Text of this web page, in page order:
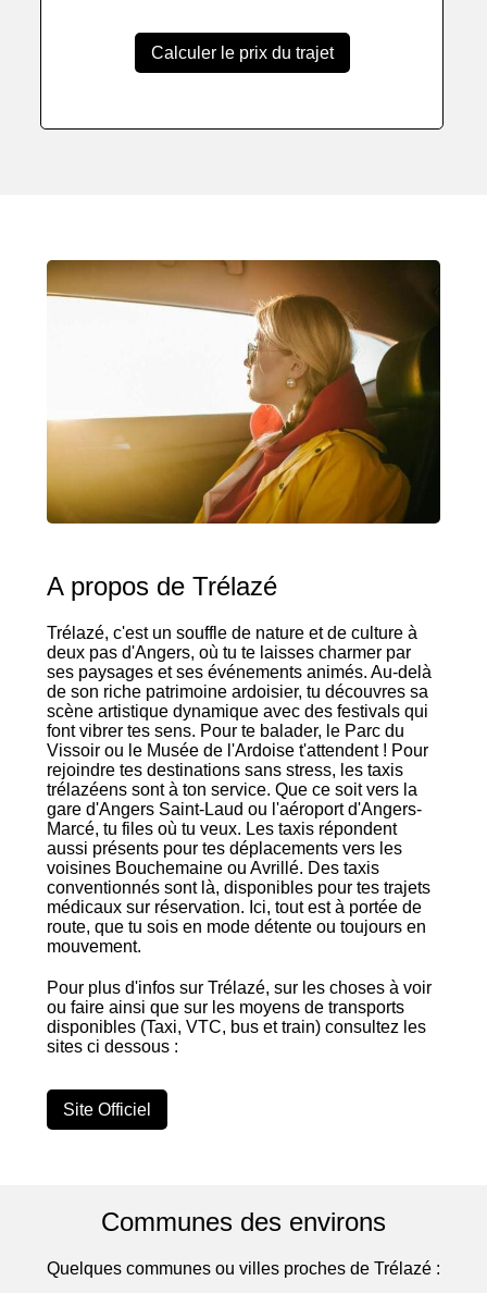
Calculer le prix du trajet
A propos de Trélazé
Trélazé, c'est un souffle de nature et de culture à
deux pas d'Angers, où tu te laisses charmer par
ses paysages et ses événements animés. Au-delà
de son riche patrimoine ardoisier, tu découvres sa
scène artistique dynamique avec des festivals qui
font vibrer tes sens. Pour te balader, le Parc du
Vissoir ou le Musée de l'Ardoise t'attendent ! Pour
rejoindre tes destinations sans stress, les taxis
trélazéens sont à ton service. Que ce soit vers la
gare d'Angers Saint-Laud ou l'aéroport d'Angers-
Marcé, tu files où tu veux. Les taxis répondent
aussi présents pour tes déplacements vers les
voisines Bouchemaine ou Avrillé. Des taxis
conventionnés sont là, disponibles pour tes trajets
médicaux sur réservation. Ici, tout est à portée de
route, que tu sois en mode détente ou toujours en
mouvement.
Pour plus d'infos sur Trélazé, sur les choses à voir
ou faire ainsi que sur les moyens de transports
disponibles (Taxi, VTC, bus et train) consultez les
sites ci dessous :
Site Officiel
Communes des environs
Quelques communes ou villes proches de Trélazé :